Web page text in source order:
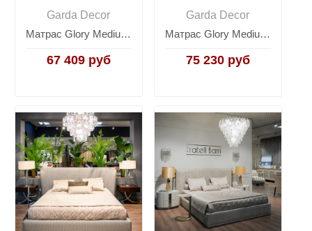
Garda Decor
Матрас Glory Medium 160*200*27 см 53-Glory Medium-160-200
67 409 руб
Garda Decor
Матрас Glory Medium 180*200*27 см 53-Glory Medium-180-200
75 230 руб